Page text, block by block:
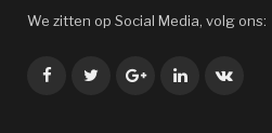
We zitten op Social Media, volg ons:
FacebookTwitterGoogle+LinkedInVK